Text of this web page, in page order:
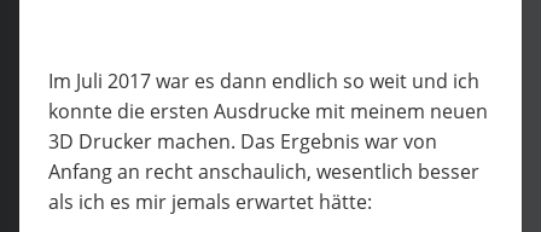
Im Juli 2017 war es dann endlich so weit und ich
konnte die ersten Ausdrucke mit meinem neuen
3D Drucker machen. Das Ergebnis war von
Anfang an recht anschaulich, wesentlich besser
als ich es mir jemals erwartet hätte: